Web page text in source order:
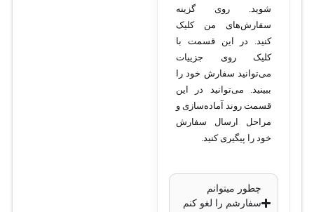
پورت‌های آپلینک
: 4
اسلات SFP
(اختیاری)
ظرفیت سوئیچینگ
نرخ ارسال
: 130
میلیون بسته در ثانیه
حافظه فلش
: 128
شوید. روی گزینه
سفارش‌های من کلیک
کنید. در این قسمت با
کلیک روی جزییات
می‌توانید سفارش خود را
ببینید. می‌توانید در این
قسمت روند آماده‌سازی و
مراحل ارسال سفارش
خود را پیگیری کنید.
چطور میتوانم
سفارشم را لغو کنم